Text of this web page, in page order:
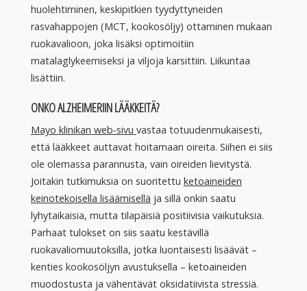
huolehtiminen, keskipitkien tyydyttyneiden
rasvahappojen (MCT, kookosöljy) ottaminen mukaan
ruokavalioon, joka lisäksi optimoitiin
matalaglykeemiseksi ja viljoja karsittiin. Liikuntaa
lisättiin.
ONKO ALZHEIMERIIN LÄÄKKEITÄ?
Mayo klinikan web-sivu vastaa totuudenmukaisesti,
että lääkkeet auttavat hoitamaan oireita. Siihen ei siis
ole olemassa parannusta, vain oireiden lievitystä.
Joitakin tutkimuksia on suoritettu ketoaineiden
keinotekoisella lisäämisellä ja sillä onkin saatu
lyhytaikaisia, mutta tilapäisiä positiivisia vaikutuksia.
Parhaat tulokset on siis saatu kestävillä
ruokavaliomuutoksilla, jotka luontaisesti lisäävät –
kenties kookosöljyn avustuksella – ketoaineiden
muodostusta ja vähentävät oksidatiivista stressiä.